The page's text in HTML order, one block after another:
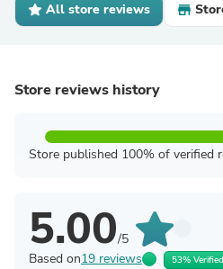
All store reviews
Store reviews history
Store published 100% of verified
5.00/5
Based on19 reviews 53% Verified